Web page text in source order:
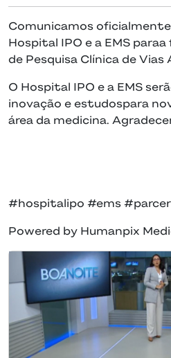
Comunicamos
Hospital IPO e a EMS
de Pesquisa Clínica de Vias
O Hospital IPO e a EMS
inovação e estudospara
área da medicina.
#hospitalipo #ems
Powered by Humanpix